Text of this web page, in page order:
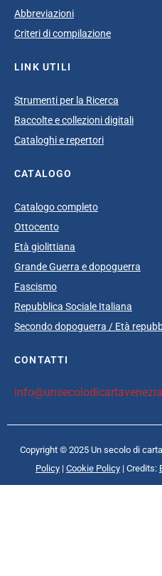
Abbreviazioni
Criteri di compilazione
LINK UTILI
Strumenti per la Ricerca
Raccolte e collezioni digitali
Cataloghi e repertori
CATALOGO
Catalogo completo
Ottocento
Età giolittiana
Grande Guerra e dopoguerra
Fascismo
Repubblica Sociale Italiana
Secondo dopoguerra / Età
CONTATTI
Copyright © 2025 Un secolo di
Policy | Cookie Policy | Credits: